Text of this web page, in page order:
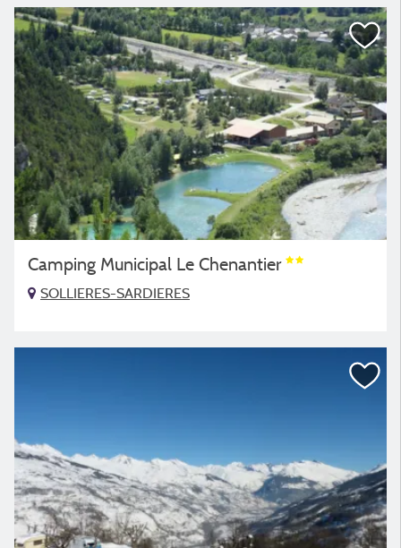
Camping Municipal Le Chenantier
SOLLIERES-SARDIERES